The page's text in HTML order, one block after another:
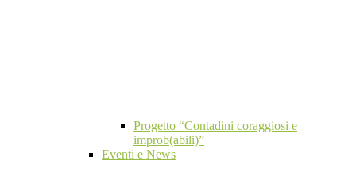
Progetto “Contadini coraggiosi e
improb(abili)”
Eventi e News